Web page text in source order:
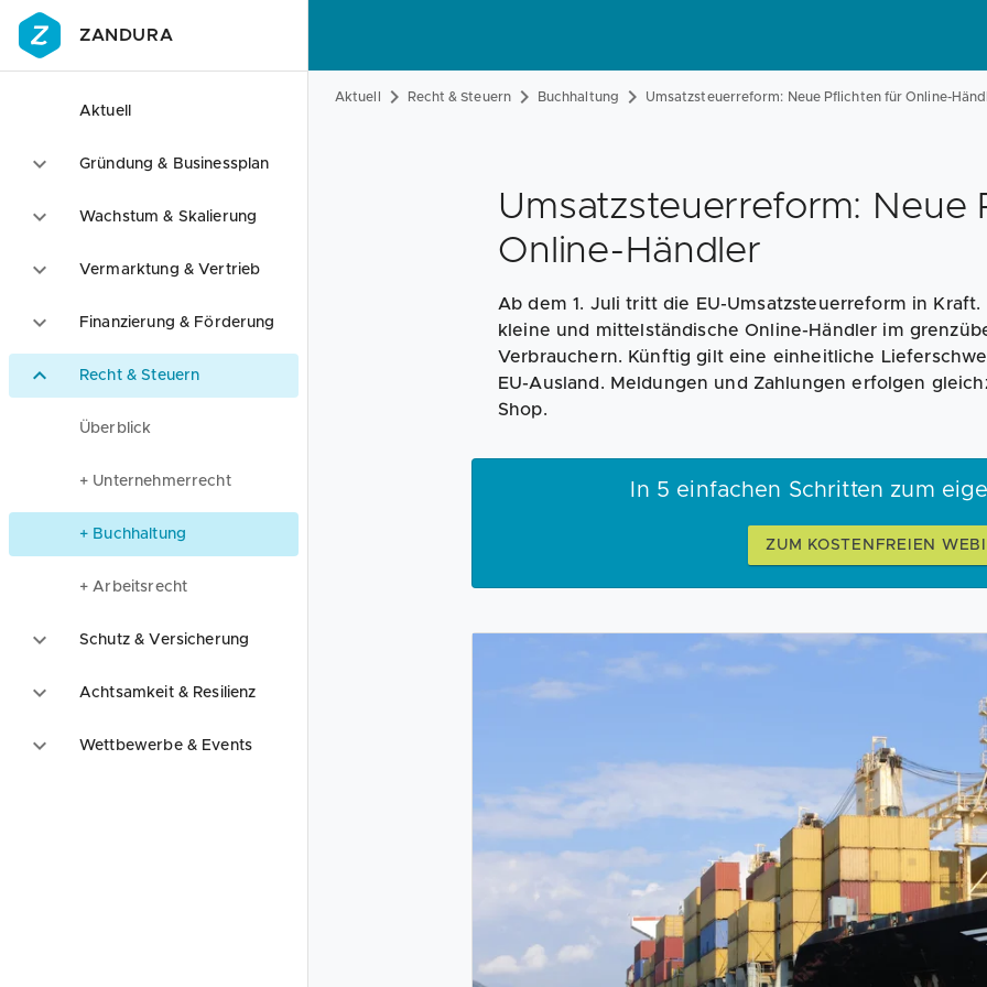
ZANDURA
Aktuell
Gründung & Businessplan
Wachstum & Skalierung
Vermarktung & Vertrieb
Finanzierung & Förderung
Recht & Steuern
Überblick
+ Unternehmerrecht
+ Buchhaltung
+ Arbeitsrecht
Schutz & Versicherung
Achtsamkeit & Resilienz
Wettbewerbe & Events
Aktuell Recht & Steuern Buchhaltung Umsatzsteuerreform: Neue Pflichten für Online-
Umsatzsteuerreform: Neue
Online-Händler
Ab dem 1. Juli tritt die EU-Umsatzsteuerreform in
kleine und mittelständische Online-Händler im
Verbrauchern. Künftig gilt eine einheitliche
EU-Ausland. Meldungen und Zahlungen erfolgen
Shop.
In 5 einfachen Schritten zum
ZUM KOSTENFREIEN